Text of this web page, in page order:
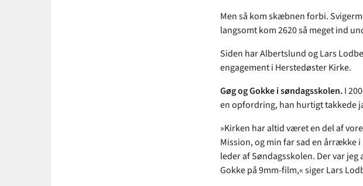
Men så kom skæbnen forbi.
langsomt kom 2620 så meget ind
Siden har Albertslund og Lars
engagement i Herstedøster Kirke.
Gøg og Gokke i søndagsskolen.I
en opfordring, han hurtigt takkede
»Kirken har altid været en del af
Mission, og min far sad en årrække
leder af Søndagsskolen. Der var
Gokke på 9mm-film,« siger Lars